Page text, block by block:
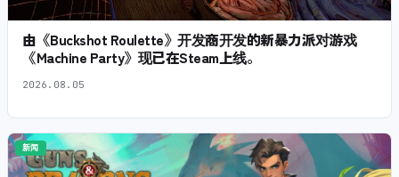
由《Buckshot Roulette》开发商开发的新暴力派对游戏
《Machine Party》现已在Steam上线。
2026.08.05
新闻